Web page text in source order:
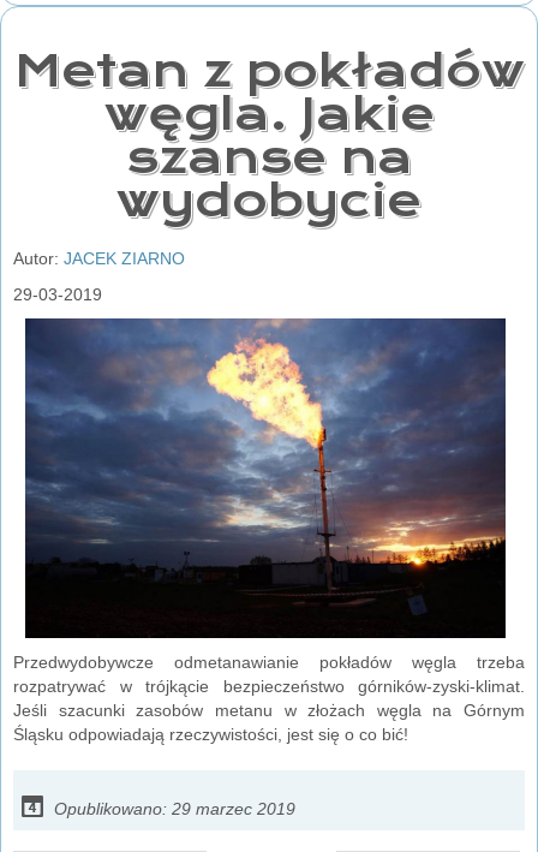
Metan z pokładów
węgla. Jakie
szanse na
wydobycie
Autor: JACEK ZIARNO
29-03-2019
Przedwydobywcze odmetanawianie pokładów węgla trzeba
rozpatrywać w trójkącie bezpieczeństwo górników-zyski-klimat.
Jeśli szacunki zasobów metanu w złożach węgla na Górnym
Śląsku odpowiadają rzeczywistości, jest się o co bić!
Opublikowano: 29 marzec 2019